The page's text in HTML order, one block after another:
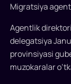
Janubiy
Koreya
mavsumiy
Migratsiya
Agentlik
delegatsiya
provinsiyasi
muzokaralar